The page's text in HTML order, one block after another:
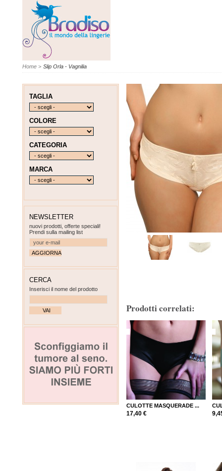
Home > Slip Orla - Vagnilia
Prodotti correlati:
CULOTTE MASQUERADE ...
17,40 €
TAGLIA
COLORE
CATEGORIA
MARCA
NEWSLETTER
nuovi prodotti, offerte speciali!
Prendi sulla mailing list
CERCA
Inserisci il nome del prodotto